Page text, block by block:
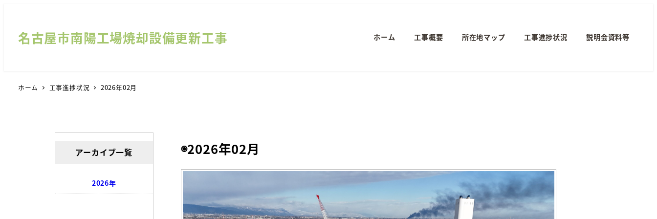
名古屋市南陽工場焼却設備更新工事 ホーム 工事概要 所在地マップ 工事進捗状況 説明会資料等
ホーム 工事進捗状況 2026年02月
アーカイブ一覧
2026年
◉2026年02月